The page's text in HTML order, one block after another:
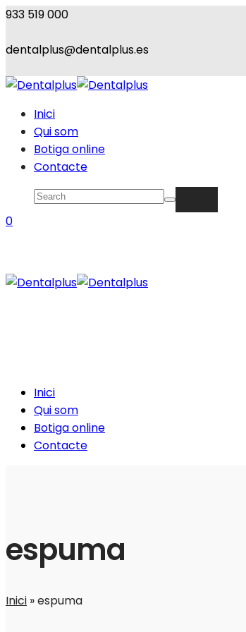
933 519 000
dentalplus@dentalplus.es
Inici
Qui som
Botiga online
Contacte
0
Inici
Qui som
Botiga online
Contacte
espuma
Inici »espuma